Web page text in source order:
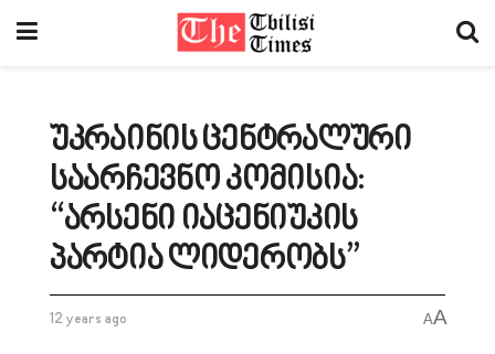
უკრაინის ცენტრალური
საარჩევნო კომისია:
“არსენი იაცენიუკის
პარტია ლიდერობს”
12 years ago AA